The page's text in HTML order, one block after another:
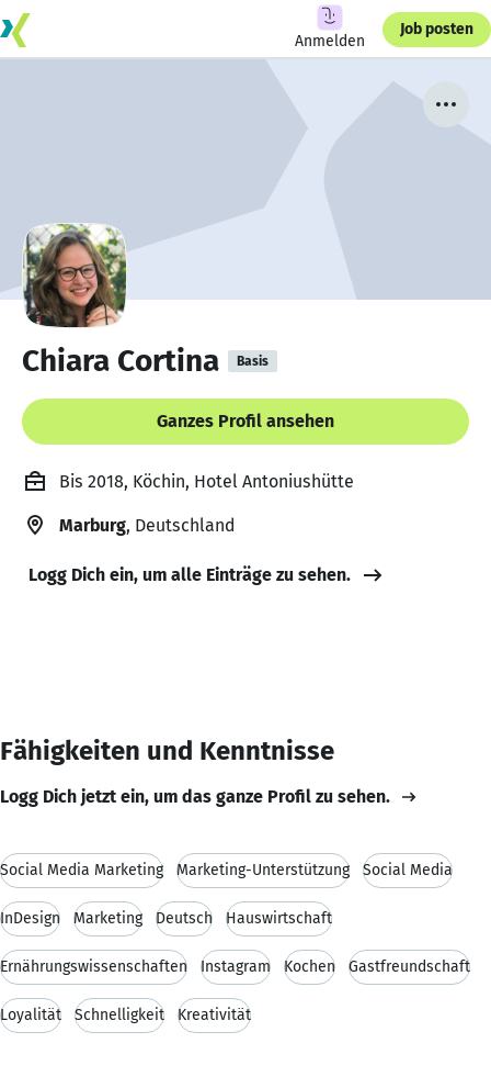
Anmelden
Job posten
Chiara Cortina Basis
Ganzes Profil ansehen
Bis 2018, Köchin, Hotel Antoniushütte
Marburg, Deutschland
Logg Dich ein, um alle Einträge zu sehen.
Fähigkeiten und Kenntnisse
Logg Dich jetzt ein, um das ganze Profil zu sehen.
Social Media Marketing Marketing-Unterstützung Social Media
InDesign Marketing Deutsch Hauswirtschaft
Ernährungswissenschaften Instagram Kochen Gastfreundschaft
Loyalität Schnelligkeit Kreativität